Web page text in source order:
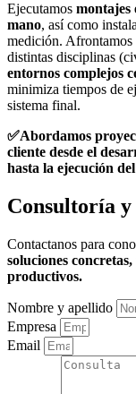
Ejecutamos montajes
mano, así como
medición. Afrontamos
distintas disciplinas
entornos complejos
minimiza tiempos de
sistema final.
✅Abordamos
cliente desde el
hasta la ejecución
Consultoría y
Contactanos para
soluciones
productivos.
Nombre y apellido
Empresa
Email